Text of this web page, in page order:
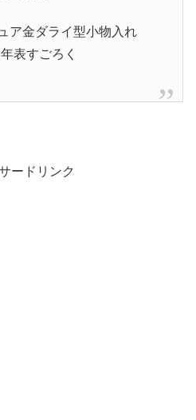
ア金ダライ型小物入れ
表すごろく
ードリンク